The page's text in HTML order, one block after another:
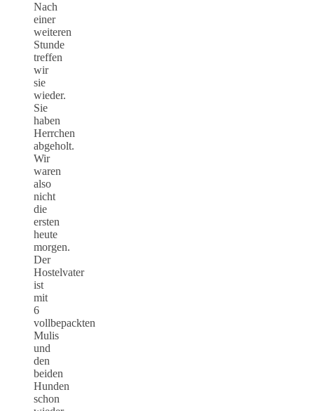
Nach
einer
weiteren
Stunde
treffen
wir
sie
wieder.
Sie
haben
Herrchen
abgeholt.
Wir
waren
also
nicht
die
ersten
heute
morgen.
Der
Hostelvater
ist
mit
6
vollbepackten
Mulis
und
den
beiden
Hunden
schon